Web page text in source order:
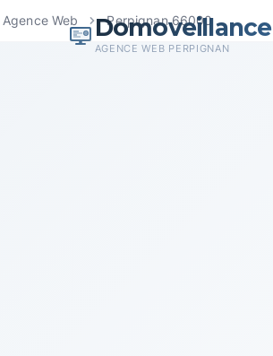
Domoveillance
AGENCE WEB PERPIGNAN
Agence Web Perpignan 66000